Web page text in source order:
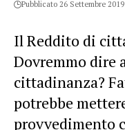
Pubblicato 26 Settembre 2019
Il Reddito di
Dovremmo dire
cittadinanza?
potrebbe
provvedimento